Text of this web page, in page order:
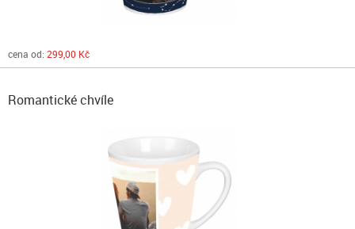
cena od: 299,00 Kč
Romantické chvíle